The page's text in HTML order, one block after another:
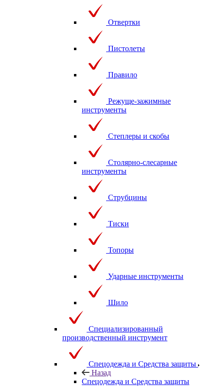
Отвертки
Пистолеты
Правило
Режуще-зажимные
инструменты
Степлеры и скобы
Столярно-слесарные
инструменты
Струбцины
Тиски
Топоры
Ударные инструменты
Шило
Специализированный
производственный инструмент
Спецодежда и Средства защиты
Назад
Спецодежда и Средства защиты